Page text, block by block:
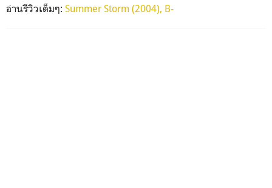
อ่านรีวิวเต็มๆ: Summer Storm (2004), B-